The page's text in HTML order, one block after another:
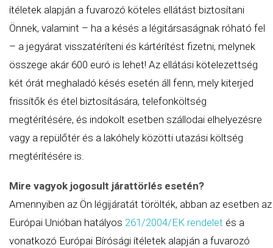
ítéletek alapján a fuvarozó köteles ellátást biztosítani
Önnek, valamint – ha a késés a légitársaságnak róható fel
– a jegyárat visszatéríteni és kártérítést fizetni, melynek
összege akár 600 euró is lehet! Az ellátási kötelezettség
két órát meghaladó késés esetén áll fenn, mely kiterjed
frissítők és étel biztosítására, telefonköltség
megtérítésére, és indokolt esetben szállodai elhelyezésre
vagy a repülőtér és a lakóhely közötti utazási költség
megtérítésére is.
Mire vagyok jogosult járattörlés esetén?
Amennyiben az Ön légijáratát törölték, abban az esetben az
Európai Unióban hatályos 261/2004/EK rendelet és a
vonatkozó Európai Bírósági ítéletek alapján a fuvarozó